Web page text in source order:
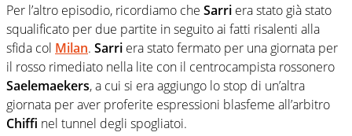
Per l’altro episodio, ricordiamo che Sarri era stato già stato
squalificato per due partite in seguito ai fatti risalenti alla
sfida col Milan. Sarri era stato fermato per una giornata per
il rosso rimediato nella lite con il centrocampista rossonero
Saelemaekers, a cui si era aggiungo lo stop di un’altra
giornata per aver proferite espressioni blasfeme all’arbitro
Chiffi nel tunnel degli spogliatoi.